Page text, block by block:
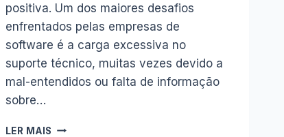
positiva. Um dos maiores desafios
enfrentados pelas empresas de
software é a carga excessiva no
suporte técnico, muitas vezes devido a
mal-entendidos ou falta de informação
sobre…
LER MAIS COMO